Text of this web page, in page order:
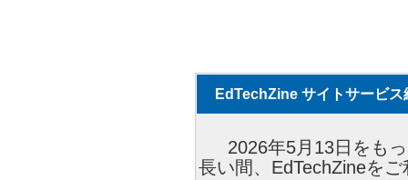
EdTechZine サイトサービス
2026年5月13日をも
長い間、EdTechZineを